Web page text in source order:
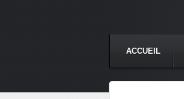
ACCUEIL